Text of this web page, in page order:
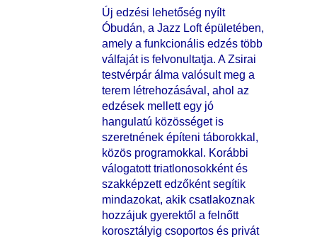
Új edzési lehetőség nyílt
Óbudán, a Jazz Loft épületében,
amely a funkcionális edzés több
válfaját is felvonultatja. A Zsirai
testvérpár álma valósult meg a
terem létrehozásával, ahol az
edzések mellett egy jó
hangulatú közösséget is
szeretnének építeni táborokkal,
közös programokkal. Korábbi
válogatott triatlonosokként és
szakképzett edzőként segítik
mindazokat, akik csatlakoznak
hozzájuk gyerektől a felnőtt
korosztályig csoportos és privát